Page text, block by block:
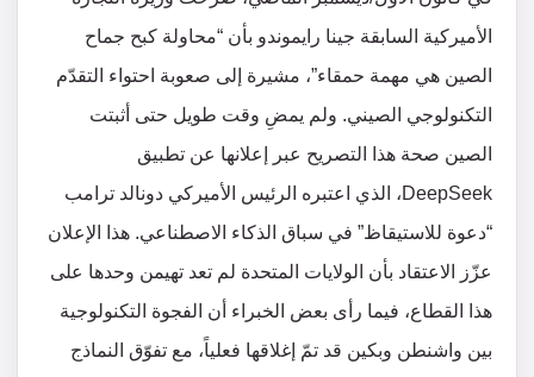
الأميركية السابقة جينا رايموندو بأن “محاولة كبح جماح
الصين هي مهمة حمقاء”، مشيرة إلى صعوبة احتواء التقدّم
التكنولوجي الصيني. ولم يمضِ وقت طويل حتى أثبتت
الصين صحة هذا التصريح عبر إعلانها عن تطبيق
DeepSeek، الذي اعتبره الرئيس الأميركي دونالد ترامب
“دعوة للاستيقاظ” في سباق الذكاء الاصطناعي. هذا الإعلان
عزّز الاعتقاد بأن الولايات المتحدة لم تعد تهيمن وحدها على
هذا القطاع، فيما رأى بعض الخبراء أن الفجوة التكنولوجية
بين واشنطن وبكين قد تمّ إغلاقها فعلياً، مع تفوّق النماذج